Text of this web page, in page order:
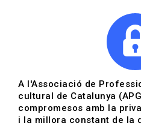
Actualitza't
Vols estar al dia?
A l'Associació de
cultural de Catalunya
compromesos amb la
i la millora constant de la